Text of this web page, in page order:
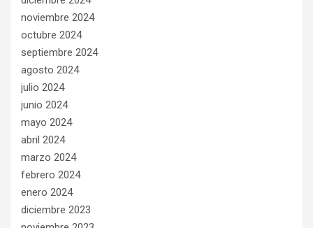
noviembre 2024
octubre 2024
septiembre 2024
agosto 2024
julio 2024
junio 2024
mayo 2024
abril 2024
marzo 2024
febrero 2024
enero 2024
diciembre 2023